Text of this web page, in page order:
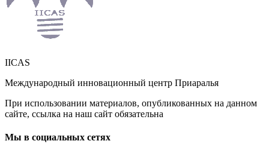
IICAS
Международный инновационный центр Приаралья
При использовании материалов, опубликованных на данном
сайте, ссылка на наш сайт обязательна
Мы в социальных сетях